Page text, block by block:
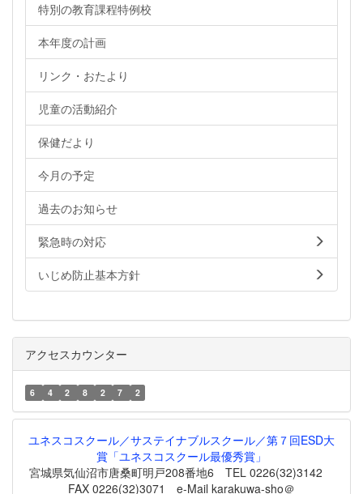
特別の教育課程特例校
本年度の計画
リンク・おたより
児童の活動紹介
保健だより
今月の予定
過去のお知らせ
緊急時の対応
いじめ防止基本方針
アクセスカウンター
6 4 2 8 2 7 2
ユネスコスクール／サステイナブルスクール／第７回ESD大
賞「ユネスコスクール最優秀賞」
宮城県気仙沼市唐桑町明戸208番地6 TEL 0226(32)3142
FAX 0226(32)3071 e-Mail karakuwa-sho＠